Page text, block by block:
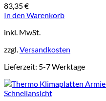
83,35€
In den Warenkorb
inkl. MwSt.
zzgl. Versandkosten
Lieferzeit: 5-7 Werktage
Schnellansicht